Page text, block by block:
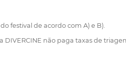
festival de acordo com A) e B).
DIVERCINE não paga taxas de